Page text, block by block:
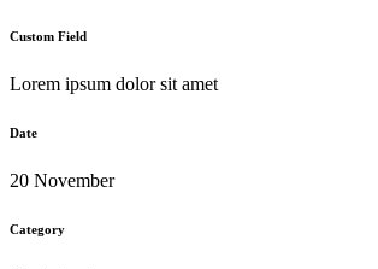
Custom Field
Lorem ipsum dolor sit amet
Date
20 November
Category